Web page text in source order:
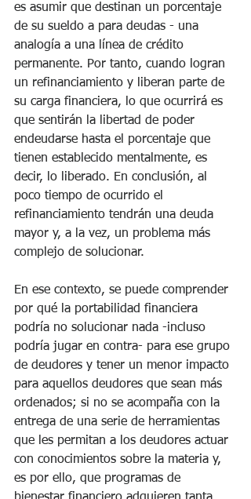
es asumir que destinan un porcentaje
de su sueldo a para deudas - una
analogía a una línea de crédito
permanente. Por tanto, cuando logran
un refinanciamiento y liberan parte de
su carga financiera, lo que ocurrirá es
que sentirán la libertad de poder
endeudarse hasta el porcentaje que
tienen establecido mentalmente, es
decir, lo liberado. En conclusión, al
poco tiempo de ocurrido el
refinanciamiento tendrán una deuda
mayor y, a la vez, un problema más
complejo de solucionar.
En ese contexto, se puede comprender
por qué la portabilidad financiera
podría no solucionar nada -incluso
podría jugar en contra- para ese grupo
de deudores y tener un menor impacto
para aquellos deudores que sean más
ordenados; si no se acompaña con la
entrega de una serie de herramientas
que les permitan a los deudores actuar
con conocimientos sobre la materia y,
es por ello, que programas de